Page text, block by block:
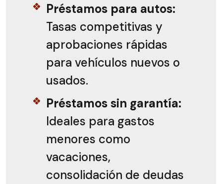
Préstamos para autos:
Tasas competitivas y
aprobaciones rápidas
para vehículos nuevos o
usados.
Préstamos sin garantía:
Ideales para gastos
menores como
vacaciones,
consolidación de deudas